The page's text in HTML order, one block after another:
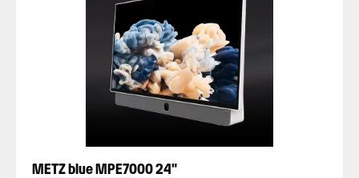
METZ blue MPE7000 24"